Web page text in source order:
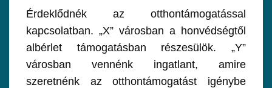
Érdeklődnék az otthontámogatással
kapcsolatban. „X” városban a honvédségtől
albérlet támogatásban részesülök. „Y”
városban vennénk ingatlant, amire
szeretnénk az otthontámogatást igénybe